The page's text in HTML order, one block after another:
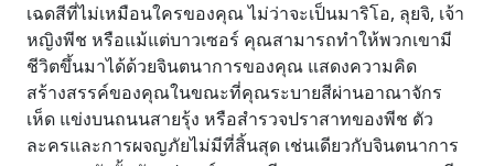
เฉดสีที่ไม่เหมือนใครของคุณ ไม่ว่าจะเป็นมาริโอ, ลุยจิ, เจ้า
หญิงพีช หรือแม้แต่บาวเซอร์ คุณสามารถทำให้พวกเขามี
ชีวิตขึ้นมาได้ด้วยจินตนาการของคุณ แสดงความคิด
สร้างสรรค์ของคุณในขณะที่คุณระบายสีผ่านอาณาจักร
เห็ด แข่งบนถนนสายรุ้ง หรือสำรวจปราสาทของพีช ตัว
ละครและการผจญภัยไม่มีที่สิ้นสุด เช่นเดียวกับจินตนาการ